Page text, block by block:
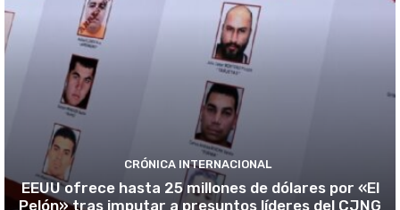
CRÓNICA INTERNACIONAL
EEUU ofrece hasta 25 millones de dólares por «El
Pelón» tras imputar a presuntos líderes del CJNG